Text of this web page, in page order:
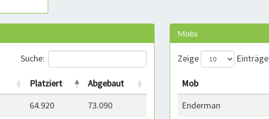
Suche:
Platziert
Abgebaut
64.920
73.090
Mobs
Zeige Einträge
Mob
Enderman